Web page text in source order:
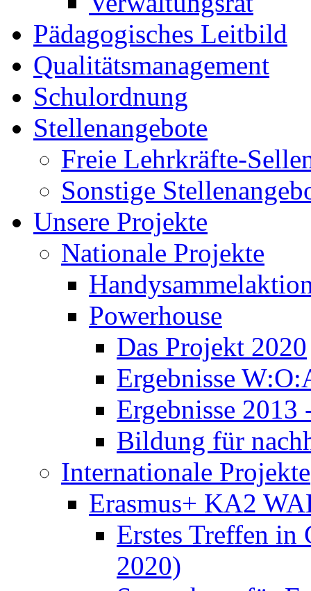
Pädagogisches Leitbild
Qualitätsmanagement
Schulordnung
Stellenangebote
Freie Lehrkräfte-
Sonstige
Unsere Projekte
Nationale Projekte
Powerhouse
Das Projekt 2020
Ergebnisse
Ergebnisse 2013
Bildung für
Internationale Projekte
Erasmus+ KA2
Erstes Treffen in
2020)